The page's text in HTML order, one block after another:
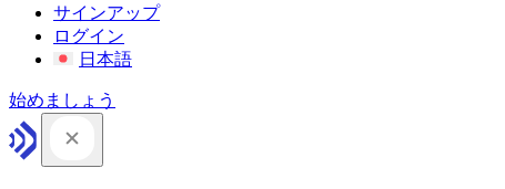
サインアップ
ログイン
日本語
始めましょう